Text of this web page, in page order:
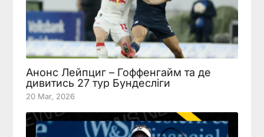
Анонс Лейпциг – Гоффенгайм та де
дивитись 27 тур Бундесліги
20 Mar, 2026